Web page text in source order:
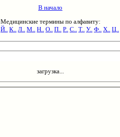
В начало
Медицинские термины по алфавиту:
Й.. К.. Л.. М.. Н.. О.. П.. Р.. С.. Т.. У.. Ф.. Х.. Ц..
загрузка...